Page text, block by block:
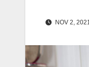
NOV 2,